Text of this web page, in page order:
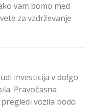
vam bomo med
za vzdrževanje
investicija v dolgo
Pravočasna
vozila bodo